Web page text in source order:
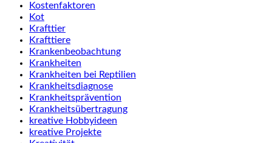
Kostenfaktoren
Kot
Krafttier
Krafttiere
Krankenbeobachtung
Krankheiten
Krankheiten bei Reptilien
Krankheitsdiagnose
Krankheitsprävention
Krankheitsübertragung
kreative Hobbyideen
kreative Projekte